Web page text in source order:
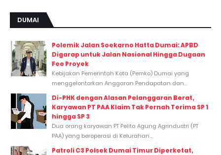
DUMAI
Polemik Jalan Soekarno Hatta Dumai: APBD
Digarap untuk Jalan Nasional Hingga Dugaan
Fee Proyek
Kebijakan Pemerintah Kota (Pemko) Dumai yang
menggelontorkan Anggaran Pendapatan dan...
Di-PHK dengan Alasan Pelanggaran Berat,
Karyawan PT PAA Klaim Tak Pernah Terima SP 1
hingga SP 3
Dua orang karyawan PT Pelita Agung Agrindustri (PT
PAA) yang beroperasi di Kelurahan...
Patroli C3 Polsek Dumai Timur Diperketat,